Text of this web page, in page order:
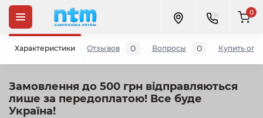
Замовлення до 500 грн відправляються
лише за передоплатою! Все буде
Україна!
0
Характеристики Отзывов 0 Вопросы 0 Купить